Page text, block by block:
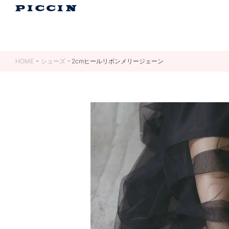
HOME シューズ 2cmヒールリボンメリージェーン